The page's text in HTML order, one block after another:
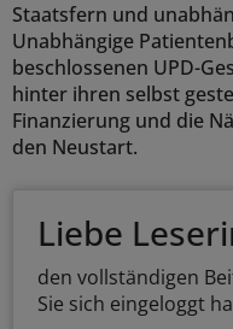
Staatsfern und
Unabhängige
beschlossenen UPD-
hinter ihren selbst
Finanzierung und die
den Neustart.
Liebe
den vollständigen
Sie sich eingeloggt